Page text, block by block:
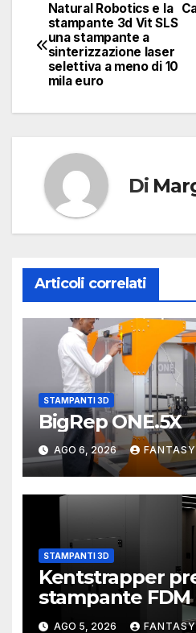
Navigazione
articoli
Natural Robotics e la
stampante 3d Vit SLS
una stampante a
sinterizzazione laser
selettiva a meno di 10
mila euro
Di
Articoli correlati
STAMPANTI 3D
BigRep ONE.5X
AGO 6, 2026 FANTASY
STAMPANTI 3D
Kentstrapper
stampante
di stampa da un
AGO 5, 2026 FANTASY